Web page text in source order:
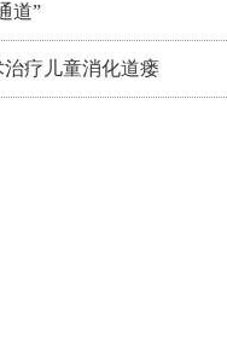
道”
疗儿童消化道瘘